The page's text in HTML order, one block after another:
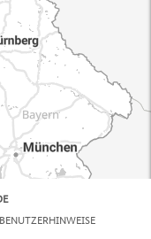
BENUTZERHINWEISE